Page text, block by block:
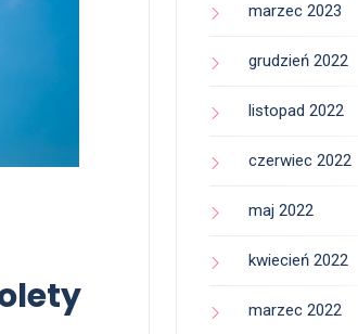
marzec 2023
grudzień 2022
listopad 2022
czerwiec 2022
maj 2022
kwiecień 2022
marzec 2022